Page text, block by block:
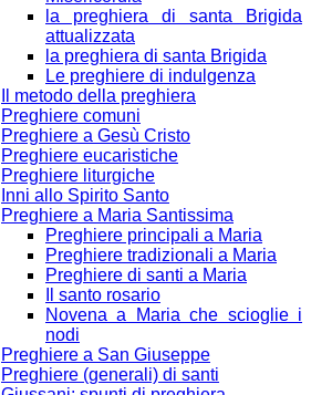
la preghiera di santa Brigida
attualizzata
la preghiera di santa Brigida
Le preghiere di indulgenza
Il metodo della preghiera
Preghiere comuni
Preghiere a Gesù Cristo
Preghiere eucaristiche
Preghiere liturgiche
Inni allo Spirito Santo
Preghiere a Maria Santissima
Preghiere principali a Maria
Preghiere tradizionali a Maria
Preghiere di santi a Maria
Il santo rosario
Novena a Maria che scioglie i
nodi
Preghiere a San Giuseppe
Preghiere (generali) di santi